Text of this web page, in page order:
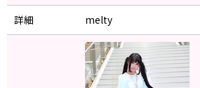
詳細 melty